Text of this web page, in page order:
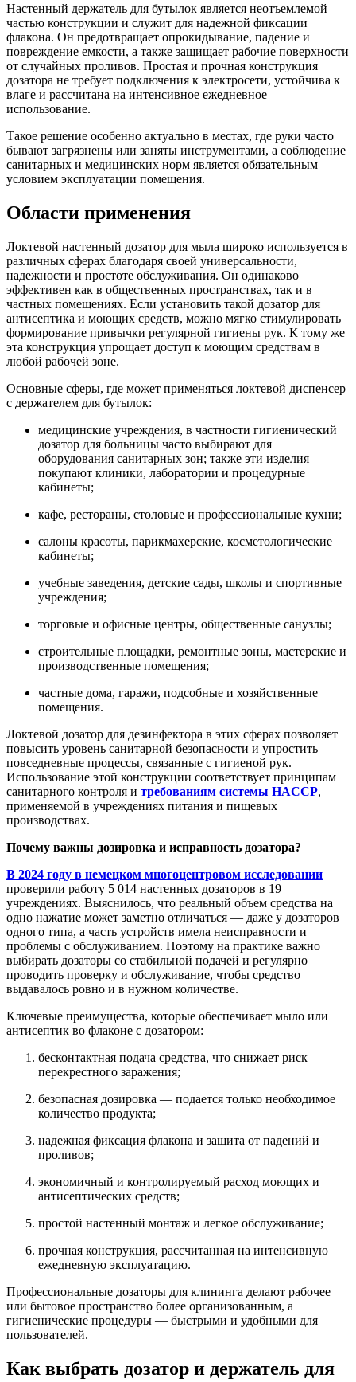
Настенный держатель для бутылок является неотъемлемой
частью конструкции и служит для надежной фиксации
флакона. Он предотвращает опрокидывание, падение и
повреждение емкости, а также защищает рабочие поверхности
от случайных проливов. Простая и прочная конструкция
дозатора не требует подключения к электросети, устойчива к
влаге и рассчитана на интенсивное ежедневное
использование.
Такое решение особенно актуально в местах, где руки часто
бывают загрязнены или заняты инструментами, а соблюдение
санитарных и медицинских норм является обязательным
условием эксплуатации помещения.
Области применения
Локтевой настенный дозатор для мыла широко используется в
различных сферах благодаря своей универсальности,
надежности и простоте обслуживания. Он одинаково
эффективен как в общественных пространствах, так и в
частных помещениях. Если установить такой дозатор для
антисептика и моющих средств, можно мягко стимулировать
формирование привычки регулярной гигиены рук. К тому же
эта конструкция упрощает доступ к моющим средствам в
любой рабочей зоне.
Основные сферы, где может применяться локтевой диспенсер
с держателем для бутылок:
медицинские учреждения, в частности гигиенический
дозатор для больницы часто выбирают для
оборудования санитарных зон; также эти изделия
покупают клиники, лаборатории и процедурные
кабинеты;
кафе, рестораны, столовые и профессиональные кухни;
салоны красоты, парикмахерские, косметологические
кабинеты;
учебные заведения, детские сады, школы и спортивные
учреждения;
торговые и офисные центры, общественные санузлы;
строительные площадки, ремонтные зоны, мастерские и
производственные помещения;
частные дома, гаражи, подсобные и хозяйственные
помещения.
Локтевой дозатор для дезинфектора в этих сферах позволяет
повысить уровень санитарной безопасности и упростить
повседневные процессы, связанные с гигиеной рук.
Использование этой конструкции соответствует принципам
санитарного контроля и требованиям системы HACCP,
применяемой в учреждениях питания и пищевых
производствах.
Почему важны дозировка и исправность дозатора?
В 2024 году в немецком многоцентровом исследовании
проверили работу 5 014 настенных дозаторов в 19
учреждениях. Выяснилось, что реальный объем средства на
одно нажатие может заметно отличаться — даже у дозаторов
одного типа, а часть устройств имела неисправности и
проблемы с обслуживанием. Поэтому на практике важно
выбирать дозаторы со стабильной подачей и регулярно
проводить проверку и обслуживание, чтобы средство
выдавалось ровно и в нужном количестве.
Ключевые преимущества, которые обеспечивает мыло или
антисептик во флаконе с дозатором:
бесконтактная подача средства, что снижает риск
перекрестного заражения;
безопасная дозировка — подается только необходимое
количество продукта;
надежная фиксация флакона и защита от падений и
проливов;
экономичный и контролируемый расход моющих и
антисептических средств;
простой настенный монтаж и легкое обслуживание;
прочная конструкция, рассчитанная на интенсивную
ежедневную эксплуатацию.
Профессиональные дозаторы для клининга делают рабочее
или бытовое пространство более организованным, а
гигиенические процедуры — быстрыми и удобными для
пользователей.
Как выбрать дозатор и держатель для